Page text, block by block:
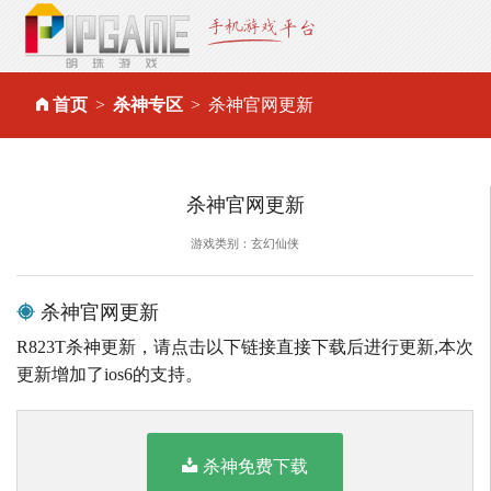
首页 杀神专区 杀神官网更新
杀神官网更新
游戏类别：玄幻仙侠
杀神官网更新
R823T杀神更新，请点击以下链接直接下载后进行更新,本次
更新增加了ios6的支持。
杀神免费下载